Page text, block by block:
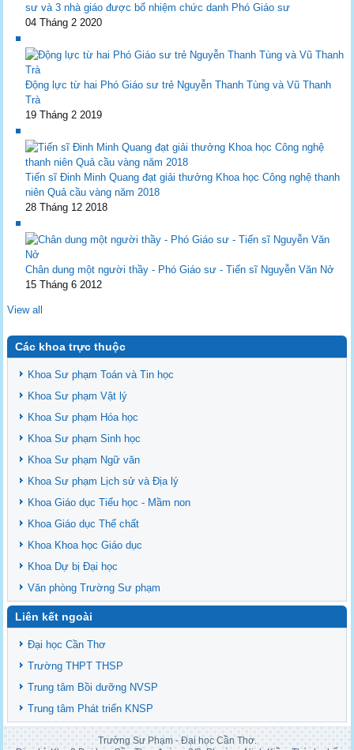
sư và 3 nhà giáo được bổ nhiệm chức danh Phó Giáo sư
04 Tháng 2 2020
Động lực từ hai Phó Giáo sư trẻ Nguyễn Thanh Tùng và Vũ Thanh
Trà
19 Tháng 2 2019
Tiến sĩ Đinh Minh Quang đạt giải thưởng Khoa học Công nghệ thanh
niên Quả cầu vàng năm 2018
28 Tháng 12 2018
Chân dung một người thầy - Phó Giáo sư - Tiến sĩ Nguyễn Văn Nở
15 Tháng 6 2012
View all
Các khoa trực thuộc
Khoa Sư phạm Toán và Tin học
Khoa Sư phạm Vật lý
Khoa Sư phạm Hóa học
Khoa Sư phạm Sinh học
Khoa Sư phạm Ngữ văn
Khoa Sư phạm Lịch sử và Địa lý
Khoa Giáo dục Tiểu học - Mầm non
Khoa Giáo dục Thể chất
Khoa Khoa học Giáo dục
Khoa Dự bị Đại học
Văn phòng Trường Sư phạm
Liên kết ngoài
Đại học Cần Thơ
Trường THPT THSP
Trung tâm Bồi dưỡng NVSP
Trung tâm Phát triển KNSP
Trường Sư Phạm - Đại học Cần Thơ.